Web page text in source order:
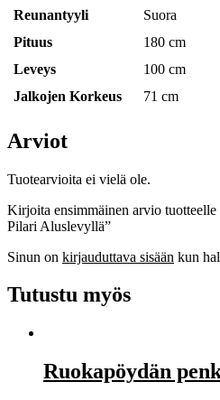
Reunantyyli
Suora
Pituus
180 cm
Leveys
100 cm
Jalkojen Korkeus
71 cm
Arviot
Tuotearvioita ei vielä ole.
Kirjoita ensimmäinen arvio
Pilari Aluslevyllä”
Sinun on kirjauduttava sisään kun
Tutustu myös
Ruokapöydän